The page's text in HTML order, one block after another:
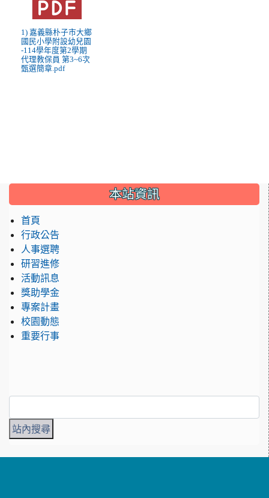
1) 嘉義縣朴子市大鄉
國民小學附設幼兒園
-114學年度第2學期
代理教保員 第3~6次
甄選簡章.pdf
::: 本站資訊
首頁
行政公告
人事選聘
研習進修
活動訊息
獎助學金
專案計畫
校園動態
重要行事